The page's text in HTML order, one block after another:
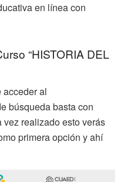
en línea con
“HISTORIA DEL
acceder al
búsqueda basta con
vez realizado esto verás
primera opción y ahí